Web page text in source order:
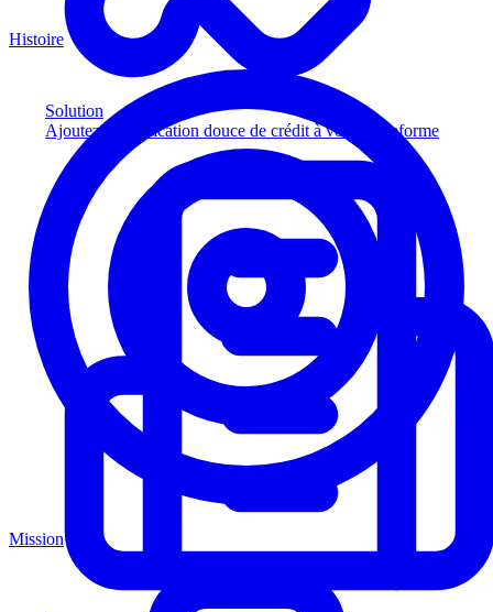
Solution
Ajoutez la vérification douce de crédit à votre plateforme
Histoire
Mission